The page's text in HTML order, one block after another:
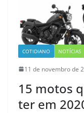
COTIDIANO NOTÍCIAS
11 de novembro de
15 motos
ter em